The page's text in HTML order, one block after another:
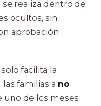
realiza dentro de
ocultos, sin
aprobación
facilita la
familias a no
uno de los meses